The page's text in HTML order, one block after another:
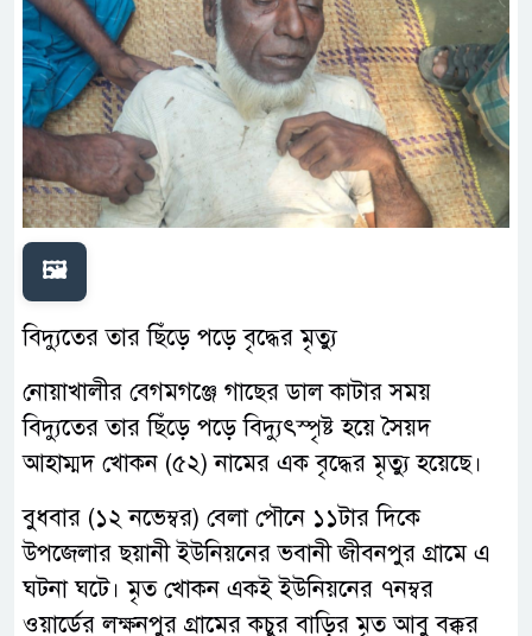
🖼️
বিদ্যুতের তার ছিঁড়ে পড়ে বৃদ্ধের মৃত্যু
নোয়াখালীর বেগমগঞ্জে গাছের ডাল কাটার সময়
বিদ্যুতের তার ছিঁড়ে পড়ে বিদ্যুৎস্পৃষ্ট হয়ে সৈয়দ
আহাম্মদ খোকন (৫২) নামের এক বৃদ্ধের মৃত্যু হয়েছে।
বুধবার (১২ নভেম্বর) বেলা পৌনে ১১টার দিকে
উপজেলার ছয়ানী ইউনিয়নের ভবানী জীবনপুর গ্রামে এ
ঘটনা ঘটে। মৃত খোকন একই ইউনিয়নের ৭নম্বর
ওয়ার্ডের লক্ষনপুর গ্রামের কচুর বাড়ির মৃত আবু বক্কর